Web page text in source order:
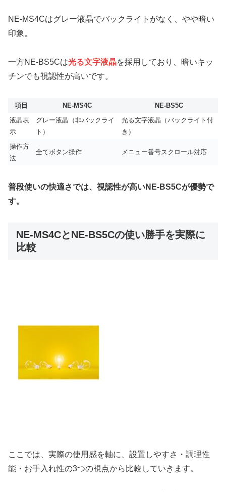
NE-MS4Cはグレー液晶でバックライトがなく、やや暗い
印象。
一方NE-BS5Cは光る文字液晶を採用しており、暗いキッ
チンでも視認性が高いです。
項目 NE-MS4C
NE-BS5C
液晶表
示
グレー液晶（非バックライ
ト）
光る文字液晶（バックライト付
き）
操作方
法
全てボタン操作 メニュー番号スクロール対応
普段使いの快適さでは、視認性が高いNE-BS5Cが優勢で
す。
NE-MS4CとNE-BS5Cの使い勝手を実際に
比較
ここでは、実際の使用感を軸に、設置しやすさ・調理性
能・お手入れ性の3つの視点から比較していきます。